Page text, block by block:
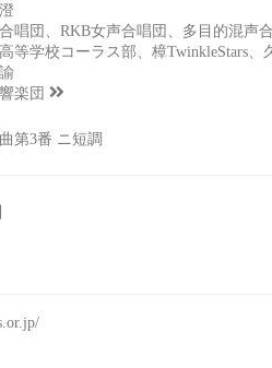
唱団、RKB女声合唱団、多目的混声
等学校コーラス部、樟TwinkleStars、
楽団
第3番 ニ短調